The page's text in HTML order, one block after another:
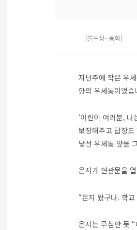
[쏠드상- 동화]
지난주에 작은 우
양의 우체통이었습
‘어린이 여러분,
보장해주고 답장
낯선 우체통 앞을
은지가 현관문을
“은지 왔구나. 학
은지는 무심한 듯